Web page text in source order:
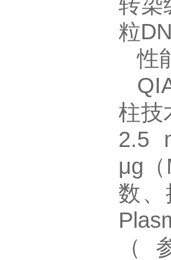
粒
性
柱技
2.5
μg
数
（